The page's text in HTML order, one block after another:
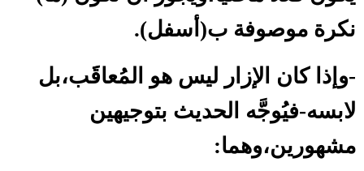
نكرة موصوفة ب(أسفل).
-وإذا كان الإزار ليس هو المُعاقََب،بل
لابسه-فيُوجَّه الحديث بتوجيهين
مشهورين،وهما: